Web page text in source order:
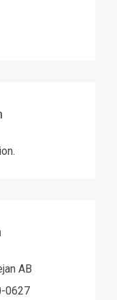
AB
0627